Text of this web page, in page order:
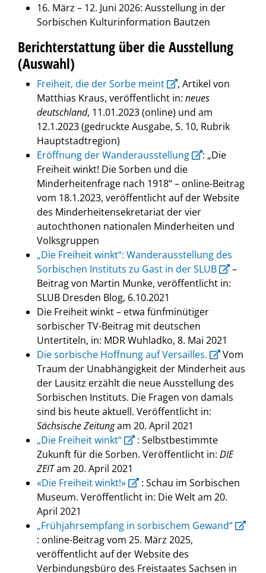
16. März – 12. Juni 2026: Ausstellung in der
Sorbischen Kulturinformation Bautzen
Berichterstattung über die Ausstellung
(Auswahl)
Freiheit, die der Sorbe meint
, Artikel von
Matthias Kraus, veröffentlicht in: neues
deutschland, 11.01.2023 (online) und am
12.1.2023 (gedruckte Ausgabe, S. 10, Rubrik
Hauptstadtregion)
Eröffnung der Wanderausstellung
: „Die
Freiheit winkt! Die Sorben und die
Minderheitenfrage nach 1918“ – online-Beitrag
vom 18.1.2023, veröffentlicht auf der Website
des Minderheitensekretariat der vier
autochthonen nationalen Minderheiten und
Volksgruppen
„Die Freiheit winkt“: Wanderausstellung des
Sorbischen Instituts zu Gast in der SLUB
–
Beitrag von Martin Munke, veröffentlicht in:
SLUB Dresden Blog, 6.10.2021
Die Freiheit winkt – etwa fünfminütiger
sorbischer TV-Beitrag mit deutschen
Untertiteln, in: MDR Wuhladko, 8. Mai 2021
Die sorbische Hoffnung auf Versailles.
Vom
Traum der Unabhängigkeit der Minderheit aus
der Lausitz erzählt die neue Ausstellung des
Sorbischen Instituts. Die Fragen von damals
sind bis heute aktuell. Veröffentlicht in:
Sächsische Zeitungam 20. April 2021
„Die Freiheit winkt“
: Selbstbestimmte
Zukunft für die Sorben. Veröffentlicht in: DIE
ZEITam 20. April 2021
«Die Freiheit winkt!»
: Schau im Sorbischen
Museum. Veröffentlicht in: Die Welt am 20.
April 2021
„Frühjahrsempfang in sorbischem Gewand“
: online-Beitrag vom 25. März 2025,
veröffentlicht auf der Website des
Verbindungsbüro des Freistaates Sachsen in